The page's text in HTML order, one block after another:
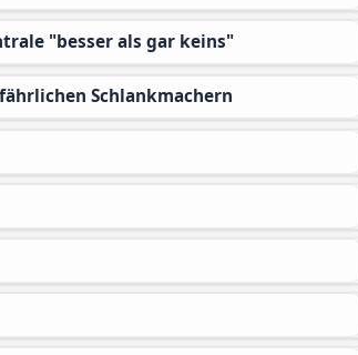
"besser als gar keins"
Schlankmachern